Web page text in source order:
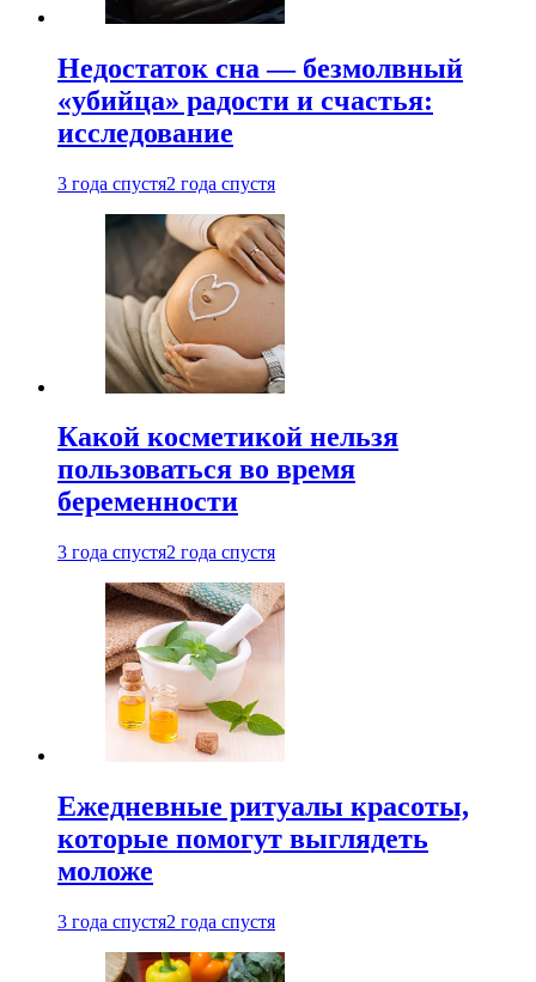
Недостаток сна — безмолвный
«убийца» радости и счастья:
исследование
3 года спустя2 года спустя
Какой косметикой нельзя
пользоваться во время
беременности
3 года спустя2 года спустя
Ежедневные ритуалы красоты,
которые помогут выглядеть
моложе
3 года спустя2 года спустя